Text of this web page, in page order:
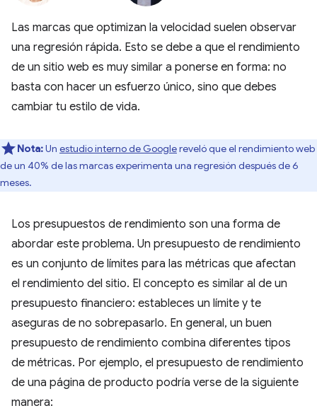
Las marcas que optimizan la velocidad suelen observar
una regresión rápida. Esto se debe a que el rendimiento
de un sitio web es muy similar a ponerse en forma: no
basta con hacer un esfuerzo único, sino que debes
cambiar tu estilo de vida.
Nota:Un estudio interno de Googlereveló que el rendimiento web
de un 40% de las marcas experimenta una regresión después de 6
meses.
Los presupuestos de rendimiento son una forma de
abordar este problema. Un presupuesto de rendimiento
es un conjunto de límites para las métricas que afectan
el rendimiento del sitio. El concepto es similar al de un
presupuesto financiero: estableces un límite y te
aseguras de no sobrepasarlo. En general, un buen
presupuesto de rendimiento combina diferentes tipos
de métricas. Por ejemplo, el presupuesto de rendimiento
de una página de producto podría verse de la siguiente
manera: